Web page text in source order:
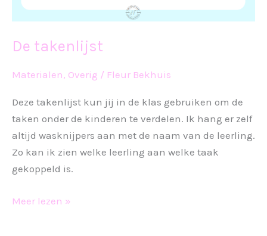
De takenlijst
Materialen, Overig / Fleur Bekhuis
Deze takenlijst kun jij in de klas gebruiken om de
taken onder de kinderen te verdelen. Ik hang er zelf
altijd wasknijpers aan met de naam van de leerling.
Zo kan ik zien welke leerling aan welke taak
gekoppeld is.
De
Meer lezen »